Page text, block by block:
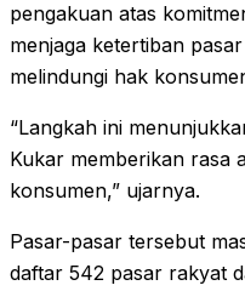
pengakuan atas
menjaga ketertiban
melindungi hak
“Langkah ini
Kukar memberikan rasa
konsumen,” ujarnya.
Pasar-pasar tersebut
daftar 542 pasar rakyat